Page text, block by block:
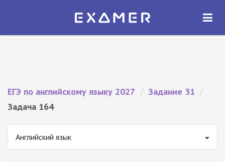
Экзамер — ЕГЭ 2027
ОТКРЫТЬ
ЕГЭ по английскому языку 2027 / Задание 31 /
Задача 164
Английский язык